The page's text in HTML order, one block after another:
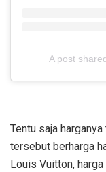
A post
Tentu saja
tersebut berharga
Louis Vuitton,